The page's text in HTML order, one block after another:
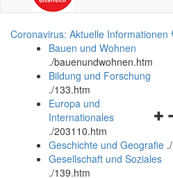
Coronavirus: Aktuelle Informationen
Bauen und Wohnen
./bauenundwohnen.htm
Bildung und Forschung
./133.htm
und
Europa und
Internationales
./203110.htm
Geschichte und Geografie .
Gesellschaft und Soziales
./139.htm